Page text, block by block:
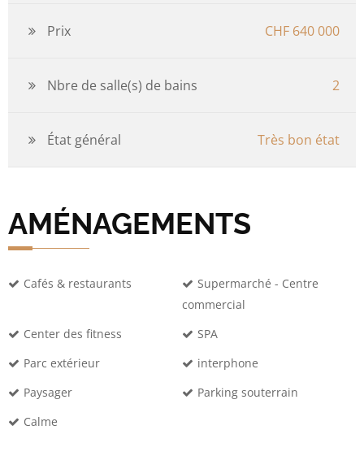
Prix CHF 640 000
Nbre de salle(s) de bains 2
État général Très bon état
AMÉNAGEMENTS
Cafés & restaurants
Supermarché - Centre
commercial
Center des fitness
SPA
Parc extérieur
interphone
Paysager
Parking souterrain
Calme